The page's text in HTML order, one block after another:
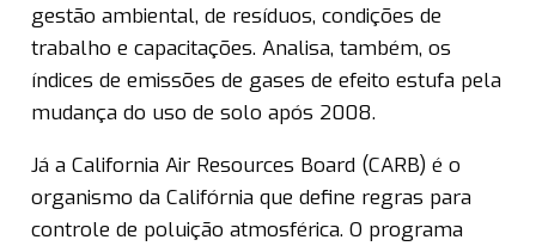
gestão ambiental, de resíduos, condições de
trabalho e capacitações. Analisa, também, os
índices de emissões de gases de efeito estufa pela
mudança do uso de solo após 2008.
Já a California Air Resources Board (CARB) é o
organismo da Califórnia que define regras para
controle de poluição atmosférica. O programa